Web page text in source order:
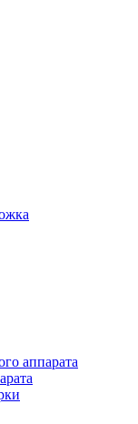
аппарата